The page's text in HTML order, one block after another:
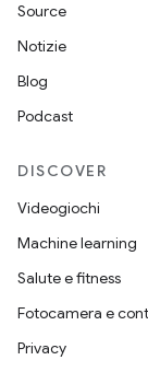
Source
Notizie
Blog
Podcast
DISCOVER
Videogiochi
Machine learning
Salute e fitness
Fotocamera e
Privacy